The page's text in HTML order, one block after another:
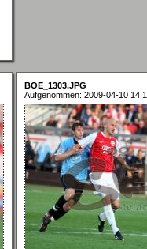
BOE_1303.JPG
Aufgenommen: 2009-04-10